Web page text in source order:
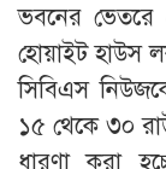
ভবনের ভেতরে
হোয়াইট হাউস
সিবিএস
১৫ থেকে ৩০
ধারণা করা